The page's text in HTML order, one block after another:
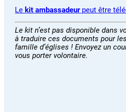
Le kit ambassadeurpeut être
Le kit n’est pas disponible dans
à traduire ces documents pour
famille d’églises ! Envoyez un
vous porter volontaire.